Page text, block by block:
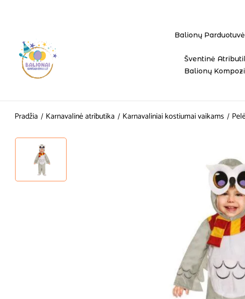
Balionų Parduotuvė
Šventinė
Balionų
Pradžia Karnavalinė atributika Karnavaliniai kostiumai vaikams